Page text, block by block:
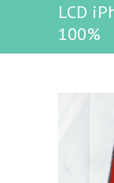
LCD
100%